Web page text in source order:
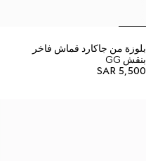
بلوزة من جاكارد قماش فاخر
بنقش GG
SAR 5,500